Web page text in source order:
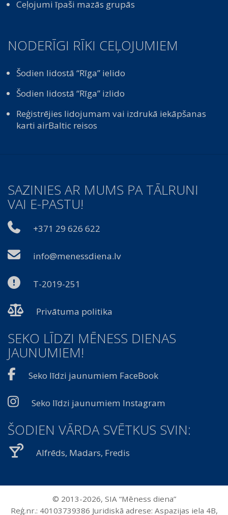
Ceļojumi īpaši mazās grupās
NODERĪGI RĪKI CEĻOJUMIEM
Šodien lidostā “Rīga” ielido
Šodien lidostā “Rīga” izlido
Reģistrējies lidojumam vai izdrukā iekāpšanas
karti airBaltic reisos
SAZINIES AR MUMS PA TĀLRUNI
VAI E-PASTU!
+371 29 626 622
info@menessdiena.lv
T-2019-251
Privātuma politika
SEKO LĪDZI MĒNESS DIENAS
JAUNUMIEM!
Seko līdzi jaunumiem FaceBook
Seko līdzi jaunumiem Instagram
ŠODIEN VĀRDA SVĒTKUS SVIN:
Alfrēds, Madars, Fredis
© 2013-2026, SIA “Mēness diena”
Reģ.nr.: 40103739386 Juridiskā adrese: Aspazijas iela 4B,